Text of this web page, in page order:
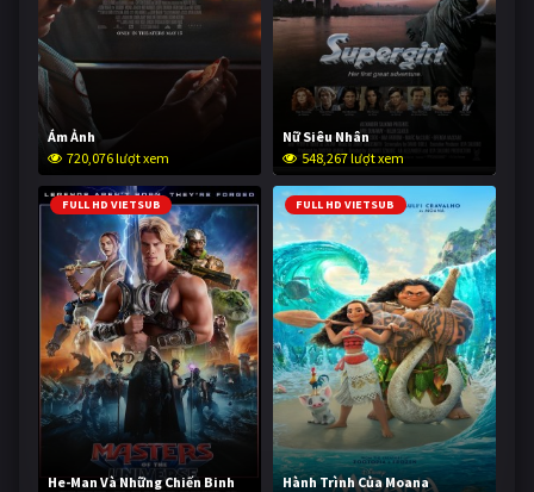
Ám Ảnh
720,076 lượt xem
Nữ Siêu Nhân
548,267 lượt xem
FULL HD VIETSUB
He-Man Và Những Chiến Binh
FULL HD VIETSUB
Hành Trình Của Moana